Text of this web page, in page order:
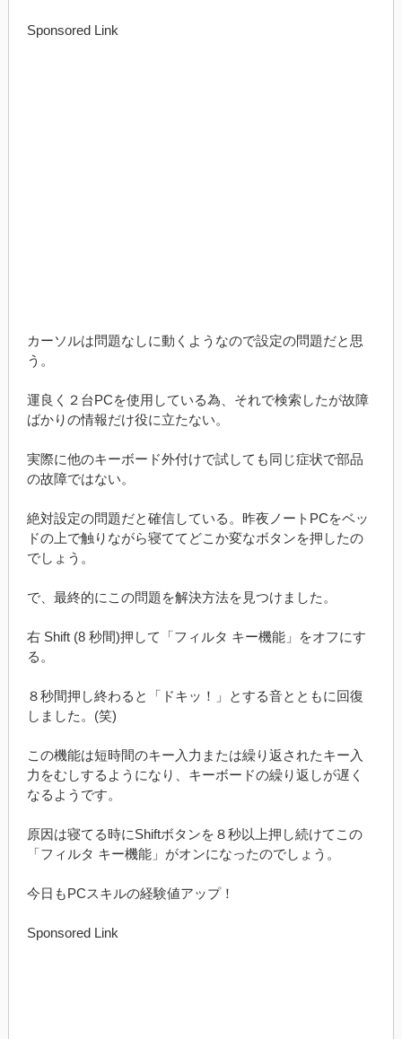
Sponsored Link
カーソルは問題なしに動くようなので設定の問題だと思
う。
運良く２台PCを使用している為、それで検索したが故障
ばかりの情報だけ役に立たない。
実際に他のキーボード外付けで試しても同じ症状で部品
の故障ではない。
絶対設定の問題だと確信している。昨夜ノートPCをベッ
ドの上で触りながら寝ててどこか変なボタンを押したの
でしょう。
で、最終的にこの問題を解決方法を見つけました。
右 Shift (8 秒間)押して「フィルタ キー機能」をオフにす
る。
８秒間押し終わると「ドキッ！」とする音とともに回復
しました。(笑)
この機能は短時間のキー入力または繰り返されたキー入
力をむしするようになり、キーボードの繰り返しが遅く
なるようです。
原因は寝てる時にShiftボタンを８秒以上押し続けてこの
「フィルタ キー機能」がオンになったのでしょう。
今日もPCスキルの経験値アップ！
Sponsored Link